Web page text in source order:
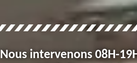
Nous intervenons 08H-